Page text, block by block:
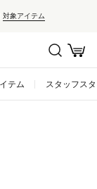
対象アイテム
テム スタッフス